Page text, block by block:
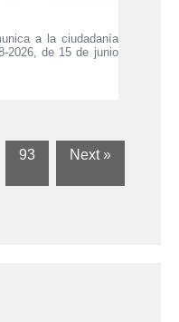
a la ciudadanía
2026, de 15 de junio
93 Next »